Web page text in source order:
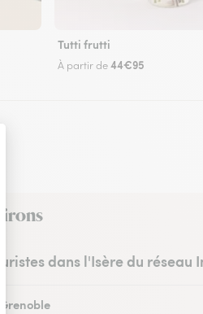
Tutti frutti
À partir de44€95
dans l'Isère du réseau